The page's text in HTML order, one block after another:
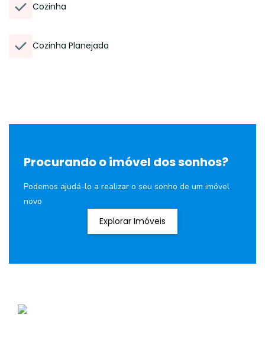
Cozinha
Cozinha Planejada
Procurando o imóvel dos sonhos?
Podemos ajudá-lo a realizar o seu sonho de um imóvel
novo
Explorar Imóveis